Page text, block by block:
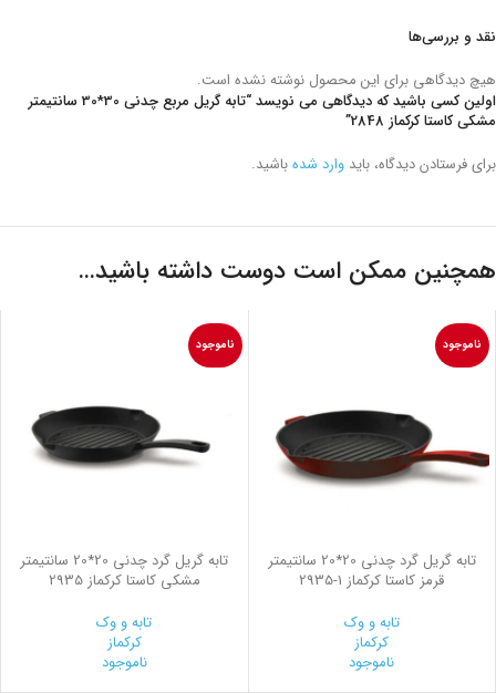
نقد و بررسی‌ها
هیچ دیدگاهی برای این محصول نوشته نشده است.
اولین کسی باشید که دیدگاهی می نویسد “تابه گریل مربع چدنی 30*30 سانتیمتر
مشکی کاستا کرکماز 2848”
برای فرستادن دیدگاه، باید وارد شدهباشید.
همچنین ممکن است دوست داشته باشید…
ناموجود
تابه گریل گرد چدنی 20*20 سانتیمتر
قرمز کاستا کرکماز 2935-1
تابه و وک
کرکماز
ناموجود
ناموجود
تابه گریل گرد چدنی 20*20 سانتیمتر
مشکی کاستا کرکماز 2935
تابه و وک
کرکماز
ناموجود